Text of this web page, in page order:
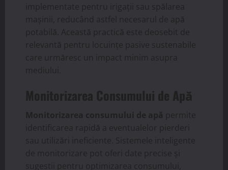
implementate pentru irigații sau spălarea
mașinii, reducând astfel necesarul de apă
potabilă. Această practică este deosebit de
relevantă pentru locuințe pasive sustenabile
care urmăresc un impact minim asupra
mediului.
Monitorizarea Consumului de Apă
Monitorizarea consumului de apă permite
identificarea rapidă a eventualelor pierderi
sau utilizări ineficiente. Sistemele inteligente
de monitorizare pot oferi date precise și
sugestii pentru optimizarea consumului,